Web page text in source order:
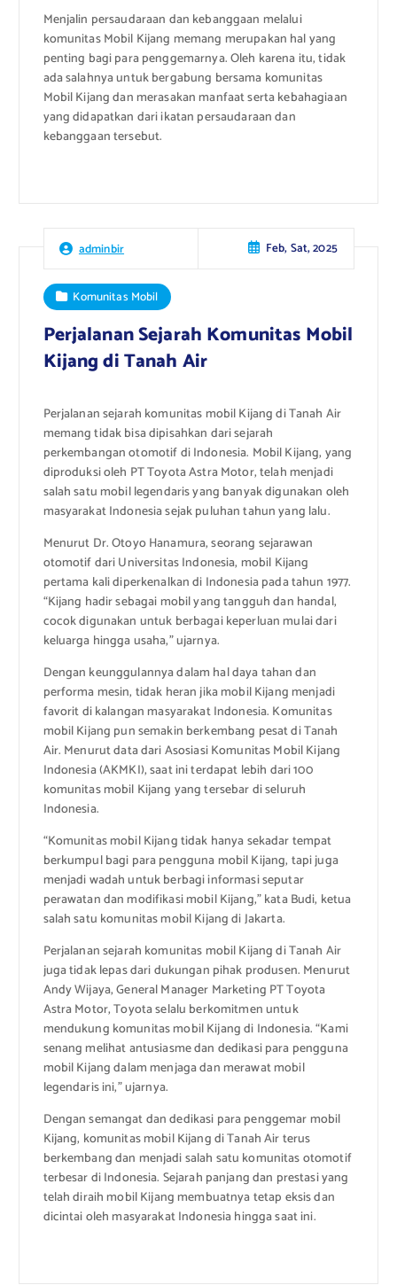
Menjalin persaudaraan dan kebanggaan melalui
komunitas Mobil Kijang memang merupakan hal yang
penting bagi para penggemarnya. Oleh karena itu, tidak
ada salahnya untuk bergabung bersama komunitas
Mobil Kijang dan merasakan manfaat serta kebahagiaan
yang didapatkan dari ikatan persaudaraan dan
kebanggaan tersebut.
adminbir Feb, Sat, 2025
Komunitas Mobil
Perjalanan Sejarah Komunitas Mobil
Kijang di Tanah Air
Perjalanan sejarah komunitas mobil Kijang di Tanah Air
memang tidak bisa dipisahkan dari sejarah
perkembangan otomotif di Indonesia. Mobil Kijang, yang
diproduksi oleh PT Toyota Astra Motor, telah menjadi
salah satu mobil legendaris yang banyak digunakan oleh
masyarakat Indonesia sejak puluhan tahun yang lalu.
Menurut Dr. Otoyo Hanamura, seorang sejarawan
otomotif dari Universitas Indonesia, mobil Kijang
pertama kali diperkenalkan di Indonesia pada tahun 1977.
“Kijang hadir sebagai mobil yang tangguh dan handal,
cocok digunakan untuk berbagai keperluan mulai dari
keluarga hingga usaha,” ujarnya.
Dengan keunggulannya dalam hal daya tahan dan
performa mesin, tidak heran jika mobil Kijang menjadi
favorit di kalangan masyarakat Indonesia. Komunitas
mobil Kijang pun semakin berkembang pesat di Tanah
Air. Menurut data dari Asosiasi Komunitas Mobil Kijang
Indonesia (AKMKI), saat ini terdapat lebih dari 100
komunitas mobil Kijang yang tersebar di seluruh
Indonesia.
“Komunitas mobil Kijang tidak hanya sekadar tempat
berkumpul bagi para pengguna mobil Kijang, tapi juga
menjadi wadah untuk berbagi informasi seputar
perawatan dan modifikasi mobil Kijang,” kata Budi, ketua
salah satu komunitas mobil Kijang di Jakarta.
Perjalanan sejarah komunitas mobil Kijang di Tanah Air
juga tidak lepas dari dukungan pihak produsen. Menurut
Andy Wijaya, General Manager Marketing PT Toyota
Astra Motor, Toyota selalu berkomitmen untuk
mendukung komunitas mobil Kijang di Indonesia. “Kami
senang melihat antusiasme dan dedikasi para pengguna
mobil Kijang dalam menjaga dan merawat mobil
legendaris ini,” ujarnya.
Dengan semangat dan dedikasi para penggemar mobil
Kijang, komunitas mobil Kijang di Tanah Air terus
berkembang dan menjadi salah satu komunitas otomotif
terbesar di Indonesia. Sejarah panjang dan prestasi yang
telah diraih mobil Kijang membuatnya tetap eksis dan
dicintai oleh masyarakat Indonesia hingga saat ini.